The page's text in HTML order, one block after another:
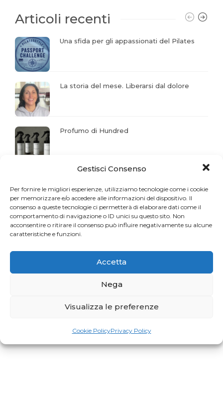
Gestisci Consenso
Per fornire le migliori esperienze, utilizziamo tecnologie come i cookie
per memorizzare e/o accedere alle informazioni del dispositivo. Il
consenso a queste tecnologie ci permetterà di elaborare dati come il
comportamento di navigazione o ID unici su questo sito. Non
acconsentire o ritirare il consenso può influire negativamente su alcune
caratteristiche e funzioni.
Accetta
Nega
Visualizza le preferenze
Cookie PolicyPrivacy Policy
Articoli recenti
Una sfida per gli appassionati del Pilates
La storia del mese. Liberarsi dal dolore
Profumo di Hundred
RiminiWellness cresce e anche il Pilates